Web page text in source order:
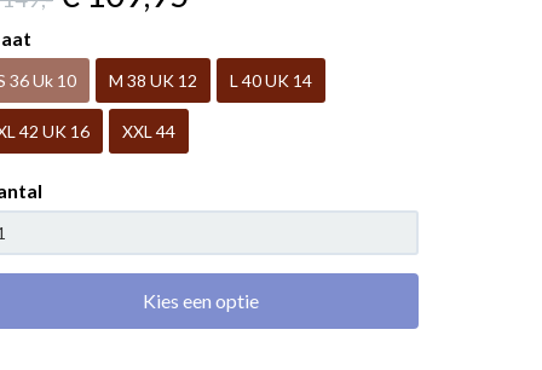
36 Uk 10 M 38 UK 12 L 40 UK 14
42 UK 16 XXL 44
Kies een optie